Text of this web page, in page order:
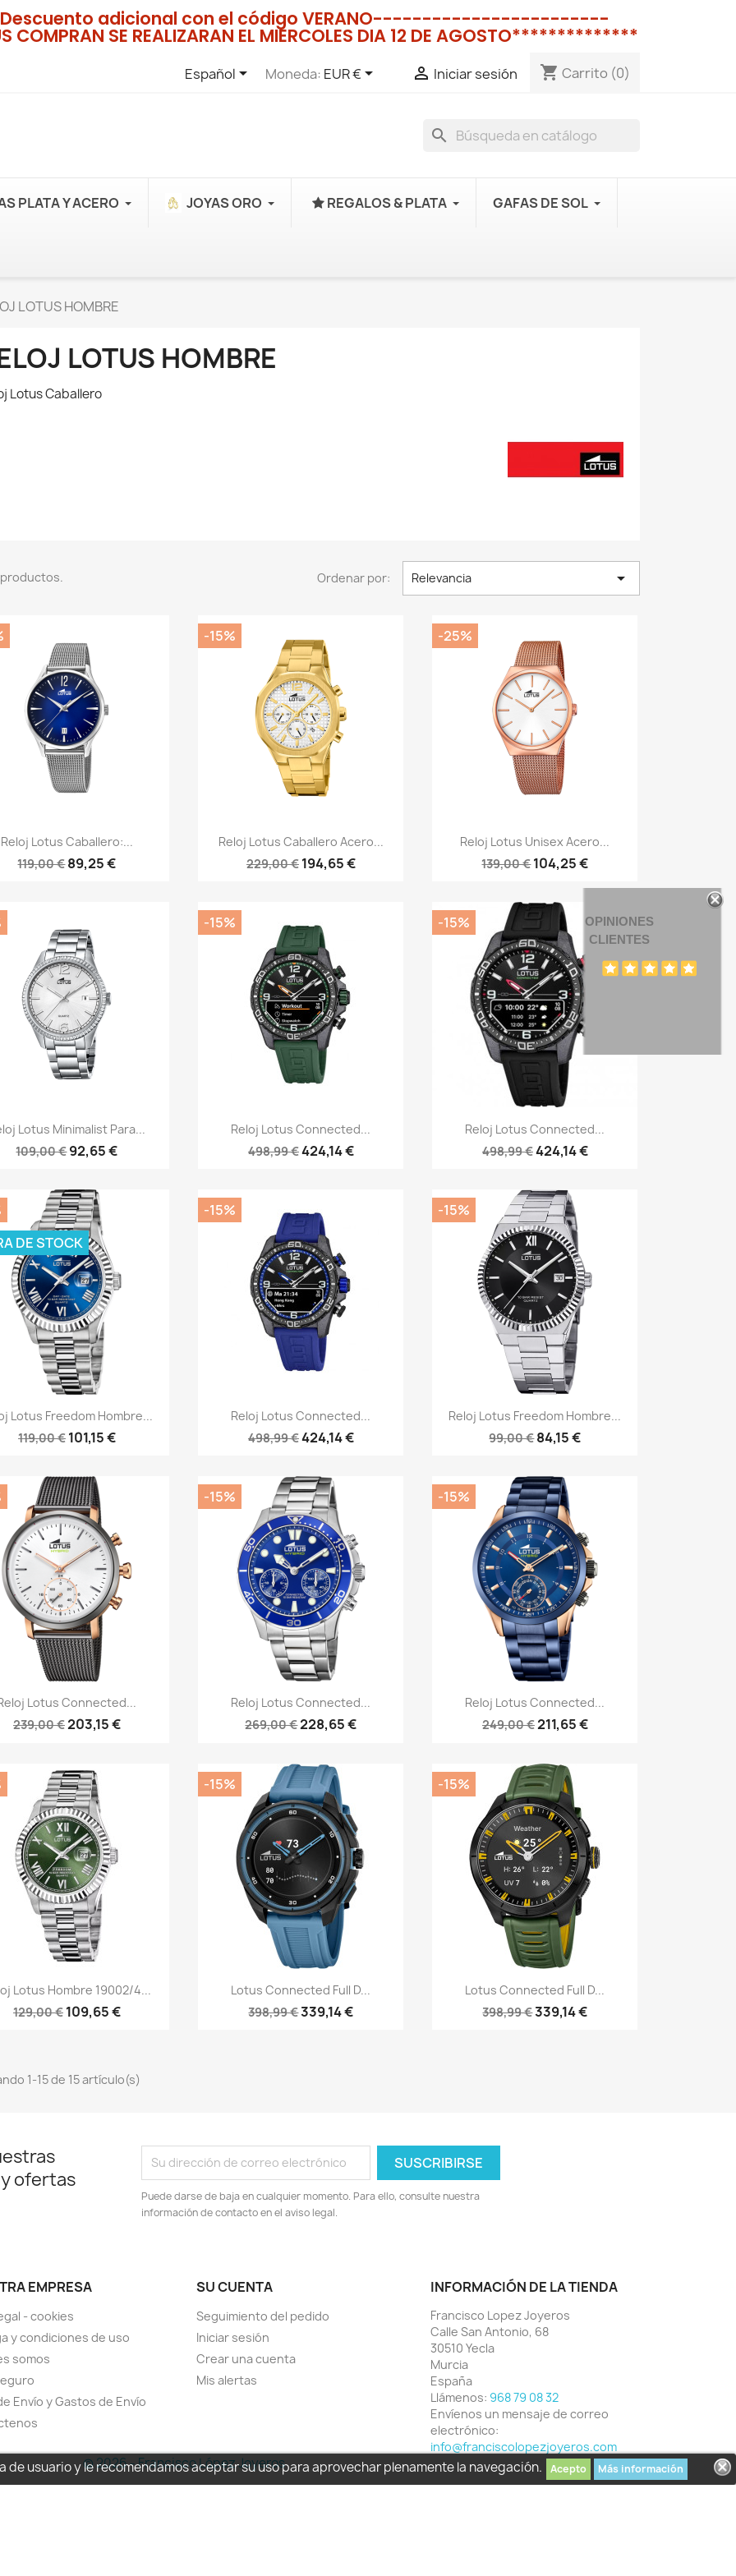
adicional con el código VERANO------------------------
SE REALIZARAN EL MIERCOLES DIA 12 DE AGOSTO**************
Español Moneda: EUR €  Iniciar sesión shopping_cart Carrito (0)
search
usuario y le recomendamos aceptar su uso para aprovechar plenamente la navegación. Acepto Más información
PLATA Y ACERO JOYAS ORO REGALOS & PLATA GAFAS DE SOL
LOTUS HOMBRE
LOTUS HOMBRE
Lotus Caballero
productos. Ordenar por: Relevancia 
Vista rápida
Reloj Lotus Caballero:...
119,00 €89,25 €
Vista rápida
Reloj Lotus Caballero Acero...
229,00 € 194,65 €
-15%
Vista rápida
Reloj Lotus Unisex Acero...
139,00 €104,25 €
-25%
Vista rápida
Lotus Minimalist Para...
109,00 €92,65 €
Vista rápida
Reloj Lotus Connected...
498,99 €424,14 €
-15%
Vista rápida
Reloj Lotus Connected...
498,99 €424,14 €
-15%
Vista rápida
Lotus Freedom Hombre...
119,00 € 101,15 €
DE STOCK
Vista rápida
Reloj Lotus Connected...
498,99 €424,14 €
-15%
Vista rápida
Reloj Lotus Freedom Hombre...
99,00 €84,15 €
-15%
Vista rápida
Lotus Connected...
239,00 €203,15 €
Vista rápida
Reloj Lotus Connected...
269,00 €228,65 €
-15%
Vista rápida
Reloj Lotus Connected...
249,00 €211,65 €
-15%
Vista rápida
Lotus Hombre 19002/4...
129,00 € 109,65 €
Vista rápida
Lotus Connected Full D...
398,99 €339,14 €
-15%
Vista rápida
Lotus Connected Full D...
398,99 €339,14 €
-15%
1-15 de 15 artículo(s)
ofertas
Puede darse de baja en cualquier momento. Para ello, consulte nuestra
información de contacto en el aviso legal.
EMPRESA
- cookies
y condiciones de uso
somos
Envío y Gastos de Envío
SU CUENTA
Seguimiento del pedido
Iniciar sesión
Crear una cuenta
Mis alertas
INFORMACIÓN DE LA TIENDA
Francisco Lopez Joyeros
Calle San Antonio, 68
30510 Yecla
Murcia
España
Llámenos: 968 79 08 32
Envíenos un mensaje de correo
electrónico:
info@franciscolopezjoyeros.com
OPINIONES
CLIENTES
© 2026 - Francisco López Joyeros